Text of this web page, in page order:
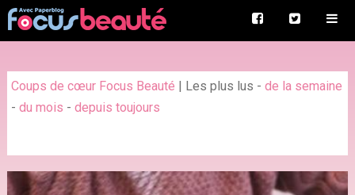
Coups de cœur Focus Beauté | Les plus lus - de la semaine
- du mois - depuis toujours